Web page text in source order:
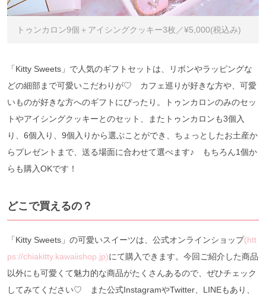
トゥンカロン9個＋アイシングクッキー3枚／¥5,000(税込み)
「Kitty Sweets」で人気のギフトセットは、リボンやラッピングな
どの細部まで可愛いこだわりが♡ カフェ巡りが好きな方や、可愛
いものが好きな方へのギフトにぴったり。トゥンカロンのみのセッ
トやアイシングクッキーとのセット、またトゥンカロンも3個入
り、6個入り、9個入りから選ぶことができ、ちょっとしたお土産か
らプレゼントまで、送る場面に合わせて選べます♪ もちろん1個か
らも購入OKです！
どこで買えるの？
「Kitty Sweets」の可愛いスイーツは、公式オンラインショップ(htt
ps://chiakitty.kawaiishop.jp)にて購入できます。今回ご紹介した商品
以外にも可愛くて魅力的な商品がたくさんあるので、ぜひチェック
してみてください♡ また公式InstagramやTwitter、LINEもあり、